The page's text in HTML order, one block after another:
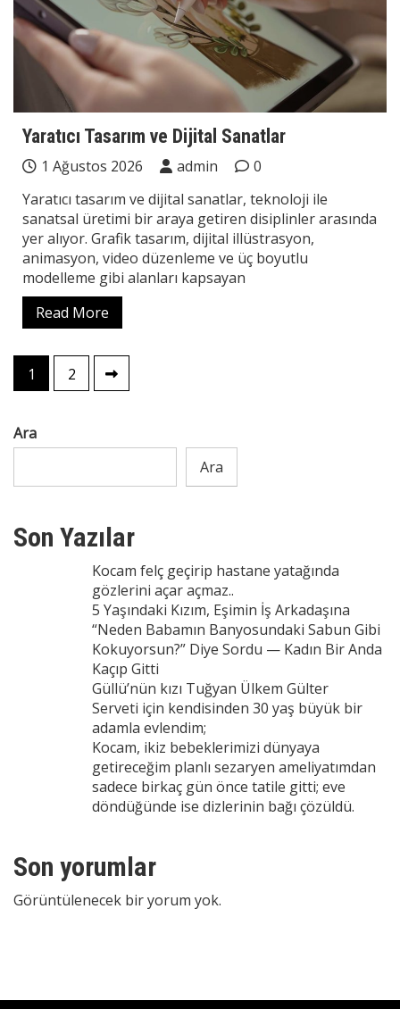
Yaratıcı Tasarım ve Dijital Sanatlar
1 Ağustos 2026 admin
0
Yaratıcı tasarım ve dijital sanatlar, teknoloji ile
sanatsal üretimi bir araya getiren disiplinler arasında
yer alıyor. Grafik tasarım, dijital illüstrasyon,
animasyon, video düzenleme ve üç boyutlu
modelleme gibi alanları kapsayan
Read More
Yazı
sayfalaması
1 2
Ara
Ara
Son Yazılar
Kocam felç geçirip hastane yatağında
gözlerini açar açmaz..
5 Yaşındaki Kızım, Eşimin İş Arkadaşına
“Neden Babamın Banyosundaki Sabun Gibi
Kokuyorsun?” Diye Sordu — Kadın Bir Anda
Kaçıp Gitti
Güllü’nün kızı Tuğyan Ülkem Gülter
Serveti için kendisinden 30 yaş büyük bir
adamla evlendim;
Kocam, ikiz bebeklerimizi dünyaya
getireceğim planlı sezaryen ameliyatımdan
sadece birkaç gün önce tatile gitti; eve
döndüğünde ise dizlerinin bağı çözüldü.
Son yorumlar
Görüntülenecek bir yorum yok.